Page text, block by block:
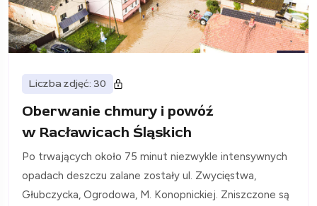
Liczba zdjęć: 30
Oberwanie chmury i powóź
w Racławicach Śląskich
Po trwających około 75 minut niezwykle intensywnych
opadach deszczu zalane zostały ul. Zwycięstwa,
Głubczycka, Ogrodowa, M. Konopnickiej. Zniszczone są